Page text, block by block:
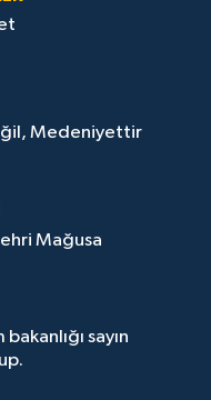
Medeniyettir
Mağusa
sayın